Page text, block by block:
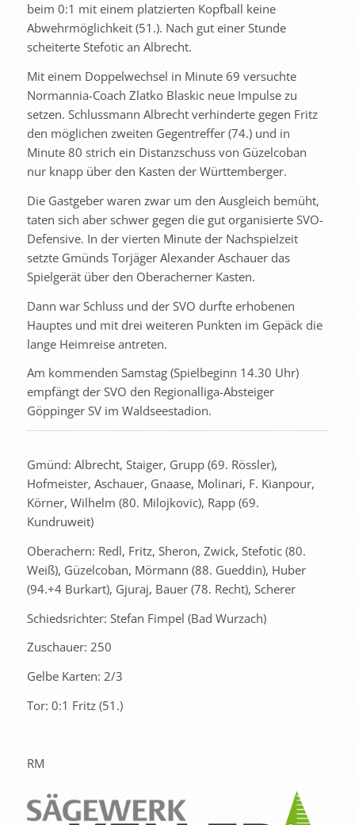
beim 0:1 mit einem platzierten Kopfball keine
Abwehrmöglichkeit (51.). Nach gut einer Stunde
scheiterte Stefotic an Albrecht.
Mit einem Doppelwechsel in Minute 69 versuchte
Normannia-Coach Zlatko Blaskic neue Impulse zu
setzen. Schlussmann Albrecht verhinderte gegen Fritz
den möglichen zweiten Gegentreffer (74.) und in
Minute 80 strich ein Distanzschuss von Güzelcoban
nur knapp über den Kasten der Württemberger.
Die Gastgeber waren zwar um den Ausgleich bemüht,
taten sich aber schwer gegen die gut organisierte SVO-
Defensive. In der vierten Minute der Nachspielzeit
setzte Gmünds Torjäger Alexander Aschauer das
Spielgerät über den Oberacherner Kasten.
Dann war Schluss und der SVO durfte erhobenen
Hauptes und mit drei weiteren Punkten im Gepäck die
lange Heimreise antreten.
Am kommenden Samstag (Spielbeginn 14.30 Uhr)
empfängt der SVO den Regionalliga-Absteiger
Göppinger SV im Waldseestadion.
Gmünd: Albrecht, Staiger, Grupp (69. Rössler),
Hofmeister, Aschauer, Gnaase, Molinari, F. Kianpour,
Körner, Wilhelm (80. Milojkovic), Rapp (69.
Kundruweit)
Oberachern: Redl, Fritz, Sheron, Zwick, Stefotic (80.
Weiß), Güzelcoban, Mörmann (88. Gueddin), Huber
(94.+4 Burkart), Gjuraj, Bauer (78. Recht), Scherer
Schiedsrichter: Stefan Fimpel (Bad Wurzach)
Zuschauer: 250
Gelbe Karten: 2/3
Tor: 0:1 Fritz (51.)
RM